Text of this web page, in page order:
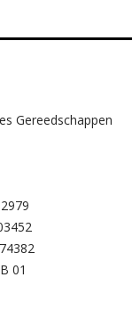
Gereedschappen
01